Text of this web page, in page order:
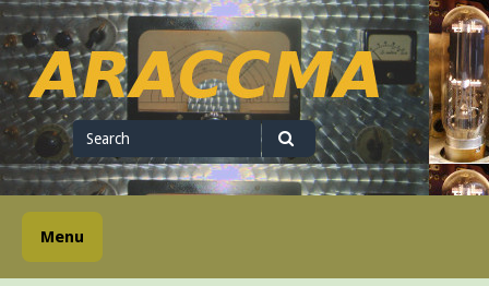
Skip
to
content
ARACCMA
Search
for
Search
Menu